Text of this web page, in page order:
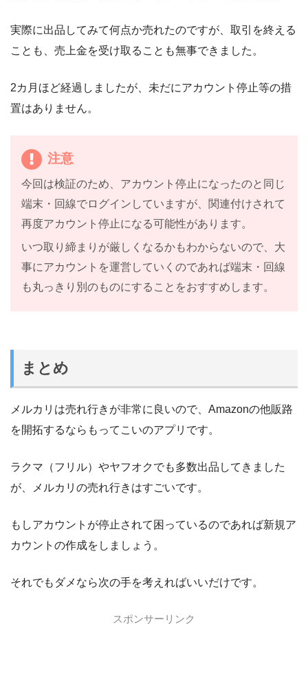
実際に出品してみて何点か売れたのですが、取引を終える
ことも、売上金を受け取ることも無事できました。
2カ月ほど経過しましたが、未だにアカウント停止等の措
置はありません。
注意
今回は検証のため、アカウント停止になったのと同じ
端末・回線でログインしていますが、関連付けされて
再度アカウント停止になる可能性があります。
いつ取り締まりが厳しくなるかもわからないので、大
事にアカウントを運営していくのであれば端末・回線
も丸っきり別のものにすることをおすすめします。
まとめ
メルカリは売れ行きが非常に良いので、Amazonの他販路
を開拓するならもってこいのアプリです。
ラクマ（フリル）やヤフオクでも多数出品してきました
が、メルカリの売れ行きはすごいです。
もしアカウントが停止されて困っているのであれば新規ア
カウントの作成をしましょう。
それでもダメなら次の手を考えればいいだけです。
スポンサーリンク